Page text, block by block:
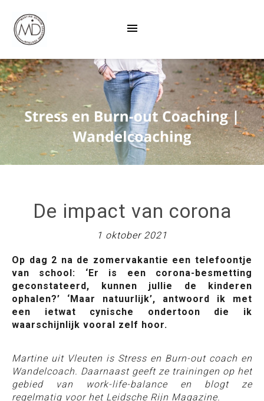
De impact van corona
1 oktober 2021
Op dag 2 na de zomervakantie een telefoontje
van school: ‘Er is een corona-besmetting
geconstateerd, kunnen jullie de kinderen
ophalen?’ ‘Maar natuurlijk’, antwoord ik met
een ietwat cynische ondertoon die ik
waarschijnlijk vooral zelf hoor.
Martine uit Vleuten is Stress en Burn-out coach en
Wandelcoach. Daarnaast geeft ze trainingen op het
gebied van work-life-balance en blogt ze
regelmatig voor het Leidsche Rijn Magazine.